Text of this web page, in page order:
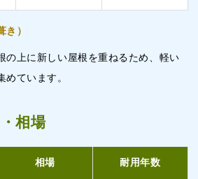
）
の上に新しい屋根を重ねるため、軽い
ています。
相場
相場 耐用年数